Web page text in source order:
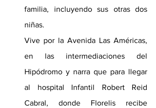
familia, incluyendo sus otras dos
niñas.
Vive por la Avenida Las Américas,
en las intermediaciones del
Hipódromo y narra que para llegar
al hospital Infantil Robert Reid
Cabral, donde Florelis recibe